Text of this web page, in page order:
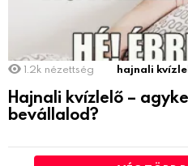
1.2k nézettség hajnali
Hajnali kvízlelő –
bevállalod?